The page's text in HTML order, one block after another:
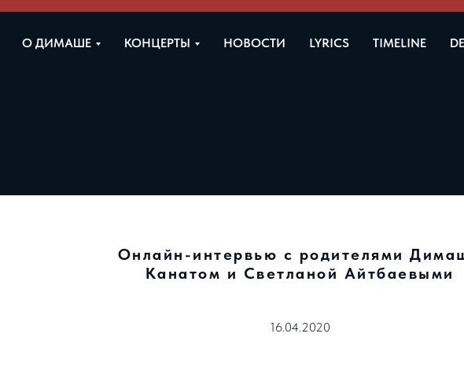
О ДИМАШЕ КОНЦЕРТЫ НОВОСТИ LYRICS TIMELINE
Онлайн-интервью с родителями
Канатом и Светланой Айтбаевыми
16.04.2020